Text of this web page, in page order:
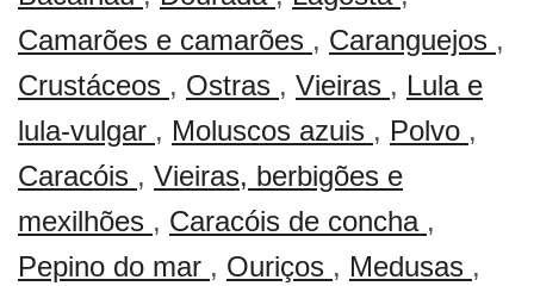
Camarões e camarões , Caranguejos ,
Crustáceos , Ostras , Vieiras , Lula e
lula-vulgar , Moluscos azuis , Polvo ,
Caracóis , Vieiras, berbigões e
mexilhões , Caracóis de concha ,
Pepino do mar , Ouriços , Medusas ,